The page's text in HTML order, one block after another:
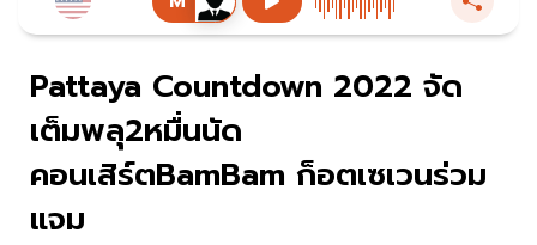
Pattaya Countdown 2022 จัด
เต็มพลุ2หมื่นนัด
คอนเสิร์ตBamBam ก็อตเซเวนร่วม
แจม